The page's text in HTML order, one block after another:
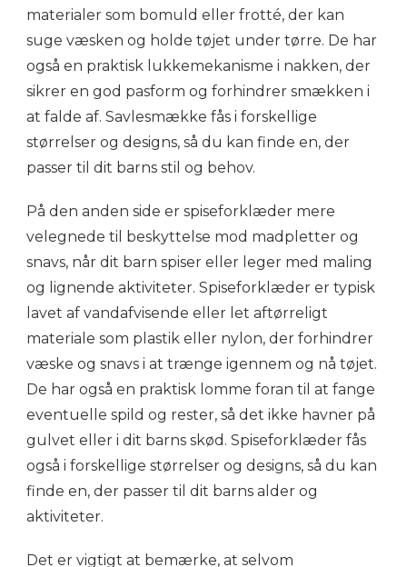
materialer som bomuld eller frotté, der kan
suge væsken og holde tøjet under tørre. De har
også en praktisk lukkemekanisme i nakken, der
sikrer en god pasform og forhindrer smækken i
at falde af. Savlesmække fås i forskellige
størrelser og designs, så du kan finde en, der
passer til dit barns stil og behov.
På den anden side er spiseforklæder mere
velegnede til beskyttelse mod madpletter og
snavs, når dit barn spiser eller leger med maling
og lignende aktiviteter. Spiseforklæder er typisk
lavet af vandafvisende eller let aftørreligt
materiale som plastik eller nylon, der forhindrer
væske og snavs i at trænge igennem og nå tøjet.
De har også en praktisk lomme foran til at fange
eventuelle spild og rester, så det ikke havner på
gulvet eller i dit barns skød. Spiseforklæder fås
også i forskellige størrelser og designs, så du kan
finde en, der passer til dit barns alder og
aktiviteter.
Det er vigtigt at bemærke, at selvom